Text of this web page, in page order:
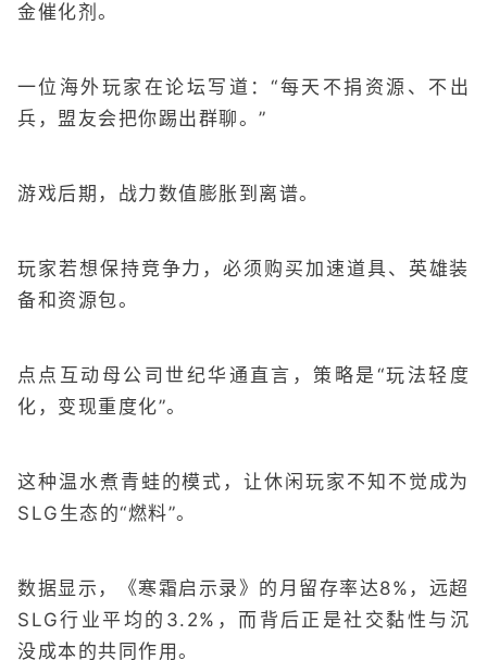
金催化剂。
一位海外玩家在论坛写道：“每天不捐资源、不出
兵，盟友会把你踢出群聊。”
游戏后期，战力数值膨胀到离谱。
玩家若想保持竞争力，必须购买加速道具、英雄装
备和资源包。
点点互动母公司世纪华通直言，策略是“玩法轻度
化，变现重度化”。
这种温水煮青蛙的模式，让休闲玩家不知不觉成为
SLG生态的“燃料”。
数据显示，《寒霜启示录》的月留存率达8%，远超
SLG行业平均的3.2%，而背后正是社交黏性与沉
没成本的共同作用。